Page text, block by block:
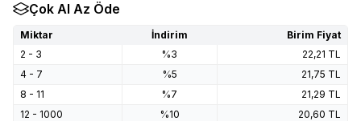
Çok Al Az Öde
Miktar İndirim
Birim Fiyat
2 - 3
%3 22,21 TL
4 - 7
%5 21,75 TL
8 - 11
%7 21,29 TL
12 - 1000
%10 20,60 TL